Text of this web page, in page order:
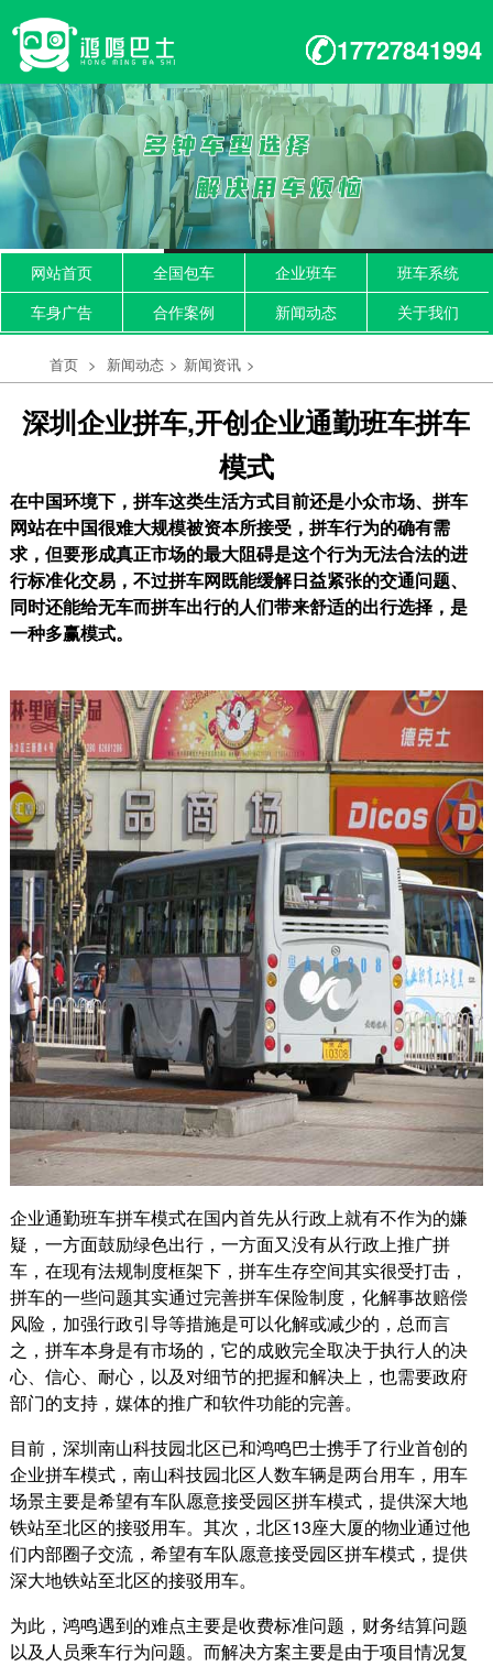
17727841994
网站首页 全国包车 企业班车
班车系统
车身广告
合作案例 新闻动态 关于我们
首页 > 新闻动态 > 新闻资讯 >
深圳企业拼车,开创企业通勤班车拼车
模式
在中国环境下，拼车这类生活方式目前还是小众市场、拼车
网站在中国很难大规模被资本所接受，拼车行为的确有需
求，但要形成真正市场的最大阻碍是这个行为无法合法的进
行标准化交易，不过拼车网既能缓解日益紧张的交通问题、
同时还能给无车而拼车出行的人们带来舒适的出行选择，是
一种多赢模式。
企业通勤班车拼车模式在国内首先从行政上就有不作为的嫌
疑，一方面鼓励绿色出行，一方面又没有从行政上推广拼
车，在现有法规制度框架下，拼车生存空间其实很受打击，
拼车的一些问题其实通过完善拼车保险制度，化解事故赔偿
风险，加强行政引导等措施是可以化解或减少的，总而言
之，拼车本身是有市场的，它的成败完全取决于执行人的决
心、信心、耐心，以及对细节的把握和解决上，也需要政府
部门的支持，媒体的推广和软件功能的完善。
目前，深圳南山科技园北区已和鸿鸣巴士携手了行业首创的
企业拼车模式，南山科技园北区人数车辆是两台用车，用车
场景主要是希望有车队愿意接受园区拼车模式，提供深大地
铁站至北区的接驳用车。其次，北区13座大厦的物业通过他
们内部圈子交流，希望有车队愿意接受园区拼车模式，提供
深大地铁站至北区的接驳用车。
为此，鸿鸣遇到的难点主要是收费标准问题，财务结算问题
以及人员乘车行为问题。而解决方案主要是由于项目情况复